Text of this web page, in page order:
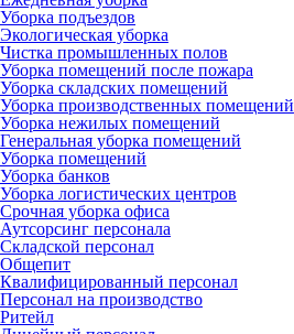
Уборка подъездов
Экологическая уборка
Чистка промышленных полов
Уборка помещений после пожара
Уборка складских помещений
Уборка производственных помещений
Уборка нежилых помещений
Генеральная уборка помещений
Уборка помещений
Уборка банков
Уборка логистических центров
Срочная уборка офиса
Аутсорсинг персонала
Складской персонал
Общепит
Квалифицированный персонал
Персонал на производство
Ритейл